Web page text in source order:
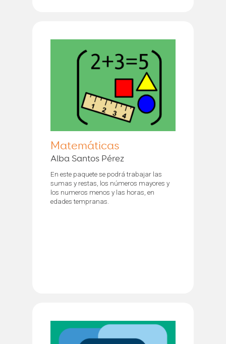
Matemáticas
Alba Santos Pérez
En este paquete se podrá trabajar las
sumas y restas, los números mayores y
los numeros menos y las horas, en
edades tempranas.